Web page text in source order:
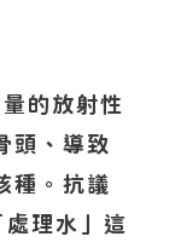
的放射性
頭、導致
種。抗議
理水」這